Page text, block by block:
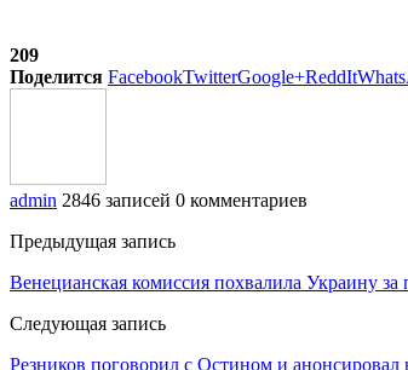
209
Поделится FacebookTwitterGoogle+ReddIt
admin 2846 записей 0 комментариев
Предыдущая запись
Венецианская комиссия похвалила Украину
Следующая запись
Резников поговорил с Остином и